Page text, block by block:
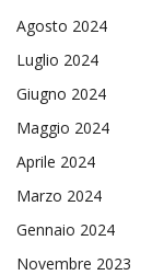
Agosto 2024
Luglio 2024
Giugno 2024
Maggio 2024
Aprile 2024
Marzo 2024
Gennaio 2024
Novembre 2023